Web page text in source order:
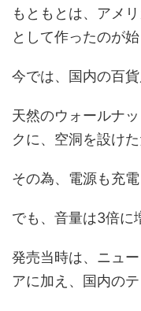
もともとは、アメ
として作ったのが
今では、国内の百
天然のウォールナ
クに、空洞を設け
その為、電源も充電
でも、音量は3倍に
発売当時は、ニュ
アに加え、国内の